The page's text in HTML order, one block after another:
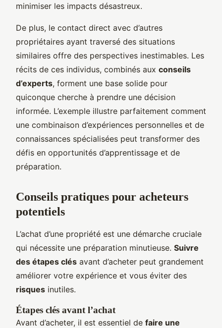
minimiser les impacts désastreux.
De plus, le contact direct avec d’autres
propriétaires ayant traversé des situations
similaires offre des perspectives inestimables. Les
récits de ces individus, combinés aux conseils
d’experts, forment une base solide pour
quiconque cherche à prendre une décision
informée. L’exemple illustre parfaitement comment
une combinaison d’expériences personnelles et de
connaissances spécialisées peut transformer des
défis en opportunités d’apprentissage et de
préparation.
Conseils pratiques pour acheteurs
potentiels
L’achat d’une propriété est une démarche cruciale
qui nécessite une préparation minutieuse. Suivre
des étapes clés avant d’acheter peut grandement
améliorer votre expérience et vous éviter des
risques inutiles.
Étapes clés avant l’achat
Avant d’acheter, il est essentiel de faire une